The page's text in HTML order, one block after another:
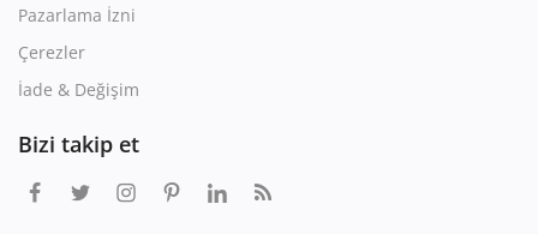
Pazarlama İzni
Çerezler
İade & Değişim
Bizi takip et